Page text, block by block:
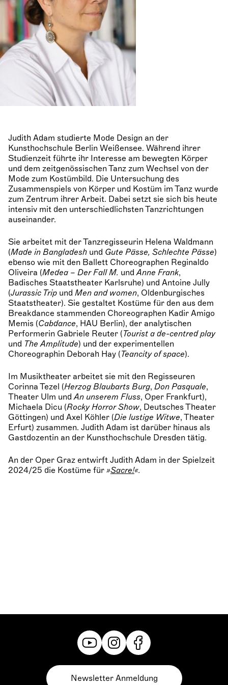
Judith Adam studierte Mode Design an der
Kunsthochschule Berlin Weißensee. Während ihrer
Studienzeit führte ihr Interesse am bewegten Körper
und dem zeitgenössischen Tanz zum Wechsel von der
Mode zum Kostümbild. Die Untersuchung des
Zusammenspiels von Körper und Kostüm im Tanz wurde
zum Zentrum ihrer Arbeit. Dabei setzt sie sich bis heute
intensiv mit den unterschiedlichsten Tanzrichtungen
auseinander.
Sie arbeitet mit der Tanzregisseurin Helena Waldmann
(Made in Bangladesh und Gute Pässe, Schlechte Pässe)
ebenso wie mit den Ballett Choreographen Reginaldo
Oliveira (Medea – Der Fall M. undAnne Frank,
Badisches Staatstheater Karlsruhe) und Antoine Jully
(Jurassic Trip und Men and women, Oldenburgisches
Staatstheater). Sie gestaltet Kostüme für den aus dem
Breakdance stammenden Choreographen Kadir Amigo
Memis (Cabdance, HAU Berlin), der analytischen
Performerin Gabriele Reuter (Tourist a de-centred play
und The Amplitude) und der experimentellen
Choreographin Deborah Hay (Teancity of space).
Im Musiktheater arbeitet sie mit den Regisseuren
Corinna Tezel (Herzog Blaubarts Burg, Don Pasquale,
Theater Ulm undAn unserem Fluss, Oper Frankfurt),
Michaela Dicu (Rocky Horror Show, Deutsches Theater
Göttingen) und Axel Köhler (Die lustige Witwe, Theater
Erfurt) zusammen. Judith Adam ist darüber hinaus als
Gastdozentin an der Kunsthochschule Dresden tätig.
An der Oper Graz entwirft Judith Adam in der Spielzeit
2024/25 die Kostüme für »Sacre!«.
Newsletter Anmeldung